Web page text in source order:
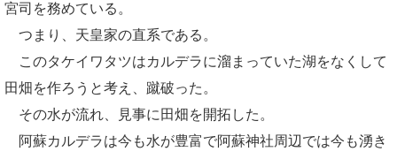
宮司を務めている。
つまり、天皇家の直系である。
このタケイワタツはカルデラに溜まっていた湖をなくして
田畑を作ろうと考え、蹴破った。
その水が流れ、見事に田畑を開拓した。
阿蘇カルデラは今も水が豊富で阿蘇神社周辺では今も湧き